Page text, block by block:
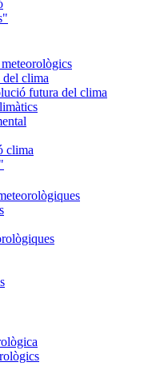
clima
futura del clima
clima